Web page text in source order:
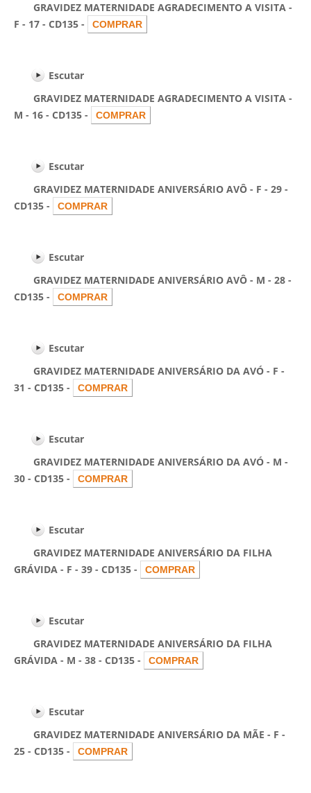
GRAVIDEZ MATERNIDADE AGRADECIMENTO A VISITA -
F - 17 - CD135 -
Escutar
GRAVIDEZ MATERNIDADE AGRADECIMENTO A VISITA -
M - 16 - CD135 -
Escutar
GRAVIDEZ MATERNIDADE ANIVERSÁRIO AVÔ - F - 29 -
CD135 -
Escutar
GRAVIDEZ MATERNIDADE ANIVERSÁRIO AVÔ - M - 28 -
CD135 -
Escutar
GRAVIDEZ MATERNIDADE ANIVERSÁRIO DA AVÓ - F -
31 - CD135 -
Escutar
GRAVIDEZ MATERNIDADE ANIVERSÁRIO DA AVÓ - M -
30 - CD135 -
Escutar
GRAVIDEZ MATERNIDADE ANIVERSÁRIO DA FILHA
GRÁVIDA - F - 39 - CD135 -
Escutar
GRAVIDEZ MATERNIDADE ANIVERSÁRIO DA FILHA
GRÁVIDA - M - 38 - CD135 -
Escutar
GRAVIDEZ MATERNIDADE ANIVERSÁRIO DA MÃE - F -
25 - CD135 -